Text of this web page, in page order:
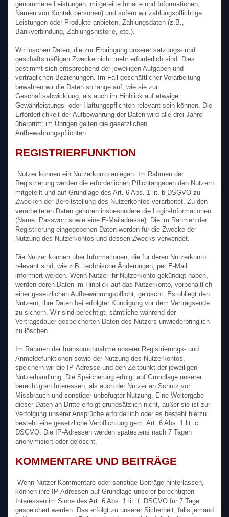
genommene Leistungen, mitgeteilte Inhalte und Informationen,
Namen von Kontaktpersonen) und sofern wir zahlungspflichtige
Leistungen oder Produkte anbieten, Zahlungsdaten (z.B.,
Bankverbindung, Zahlungshistorie, etc.).
Wir löschen Daten, die zur Erbringung unserer satzungs- und
geschäftsmäßigen Zwecke nicht mehr erforderlich sind. Dies
bestimmt sich entsprechend der jeweiligen Aufgaben und
vertraglichen Beziehungen. Im Fall geschäftlicher Verarbeitung
bewahren wir die Daten so lange auf, wie sie zur
Geschäftsabwicklung, als auch im Hinblick auf etwaige
Gewährleistungs- oder Haftungspflichten relevant sein können. Die
Erforderlichkeit der Aufbewahrung der Daten wird alle drei Jahre
überprüft; im Übrigen gelten die gesetzlichen
Aufbewahrungspflichten.
REGISTRIERFUNKTION
Nutzer können ein Nutzerkonto anlegen. Im Rahmen der
Registrierung werden die erforderlichen Pflichtangaben den Nutzern
mitgeteilt und auf Grundlage des Art. 6 Abs. 1 lit. b DSGVO zu
Zwecken der Bereitstellung des Nutzerkontos verarbeitet. Zu den
verarbeiteten Daten gehören insbesondere die Login-Informationen
(Name, Passwort sowie eine E-Mailadresse). Die im Rahmen der
Registrierung eingegebenen Daten werden für die Zwecke der
Nutzung des Nutzerkontos und dessen Zwecks verwendet.
Die Nutzer können über Informationen, die für deren Nutzerkonto
relevant sind, wie z.B. technische Änderungen, per E-Mail
informiert werden. Wenn Nutzer ihr Nutzerkonto gekündigt haben,
werden deren Daten im Hinblick auf das Nutzerkonto, vorbehaltlich
einer gesetzlichen Aufbewahrungspflicht, gelöscht. Es obliegt den
Nutzern, ihre Daten bei erfolgter Kündigung vor dem Vertragsende
zu sichern. Wir sind berechtigt, sämtliche während der
Vertragsdauer gespeicherten Daten des Nutzers unwiederbringlich
zu löschen.
Im Rahmen der Inanspruchnahme unserer Registrierungs- und
Anmeldefunktionen sowie der Nutzung des Nutzerkontos,
speichern wir die IP-Adresse und den Zeitpunkt der jeweiligen
Nutzerhandlung. Die Speicherung erfolgt auf Grundlage unserer
berechtigten Interessen, als auch der Nutzer an Schutz vor
Missbrauch und sonstiger unbefugter Nutzung. Eine Weitergabe
dieser Daten an Dritte erfolgt grundsätzlich nicht, außer sie ist zur
Verfolgung unserer Ansprüche erforderlich oder es besteht hierzu
besteht eine gesetzliche Verpflichtung gem. Art. 6 Abs. 1 lit. c.
DSGVO. Die IP-Adressen werden spätestens nach 7 Tagen
anonymisiert oder gelöscht.
KOMMENTARE UND BEITRÄGE
Wenn Nutzer Kommentare oder sonstige Beiträge hinterlassen,
können ihre IP-Adressen auf Grundlage unserer berechtigten
Interessen im Sinne des Art. 6 Abs. 1 lit. f. DSGVO für 7 Tage
gespeichert werden. Das erfolgt zu unserer Sicherheit, falls jemand